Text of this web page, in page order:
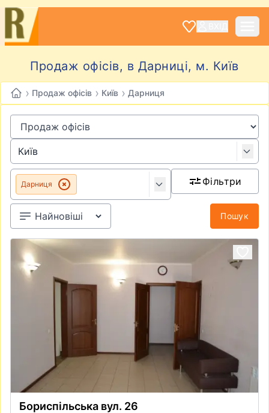
Продаж офісів, в Дарниці, м. Київ
› Продаж офісів › Київ › Дарниця
Дарниця Фільтри
Пошук
Бориспільська вул. 26